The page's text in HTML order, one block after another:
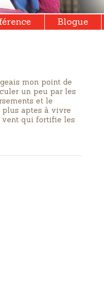
Blogue
mon point de
un peu par les
et le
aptes à vivre
vent qui fortifie les